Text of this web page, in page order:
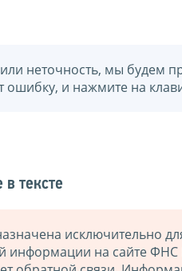
неточность, мы будем
и нажмите на
тексте
исключительно
информации на сайте ФНС